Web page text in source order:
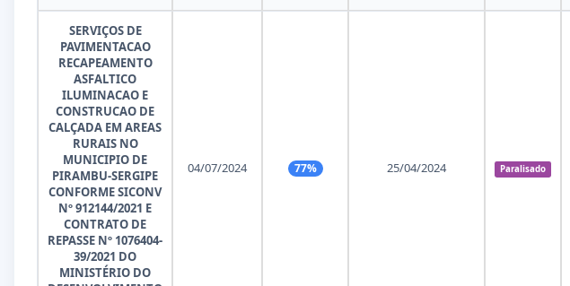
SERVIÇOS DE
PAVIMENTACAO
RECAPEAMENTO
ASFALTICO
ILUMINACAO E
CONSTRUCAO DE
CALÇADA EM AREAS
RURAIS NO
MUNICIPIO DE
PIRAMBU-SERGIPE
CONFORME SICONV
Nº 912144/2021 E
CONTRATO DE
REPASSE Nº 1076404-
39/2021 DO
MINISTÉRIO DO
04/07/2024 77% 25/04/2024 Paralisado